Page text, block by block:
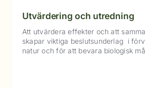
Utvärdering och utredning
Att utvärdera effekter och att
skapar viktiga beslutsunderlag i
natur och för att bevara biologisk